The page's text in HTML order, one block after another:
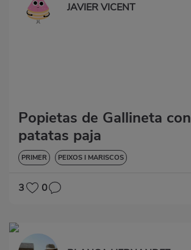
JAVIER VICENT
Popietas de Gallineta con
patatas paja
PRIMER PEIXOS I MARISCOS
3 0